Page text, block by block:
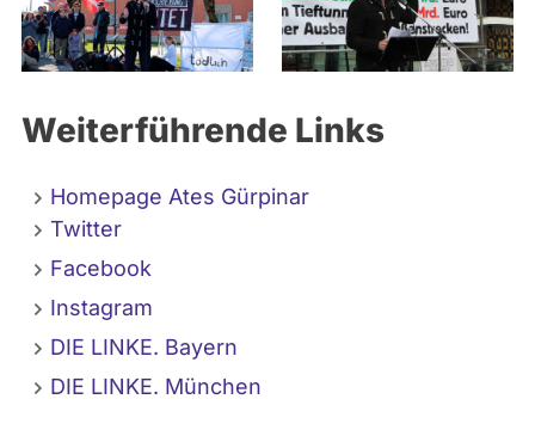
Weiterführende Links
Homepage Ates Gürpinar
Twitter
Facebook
Instagram
DIE LINKE. Bayern
DIE LINKE. München